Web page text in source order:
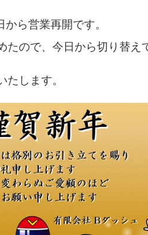
ら営業再開です。
たので、今日から切り替え
たします。